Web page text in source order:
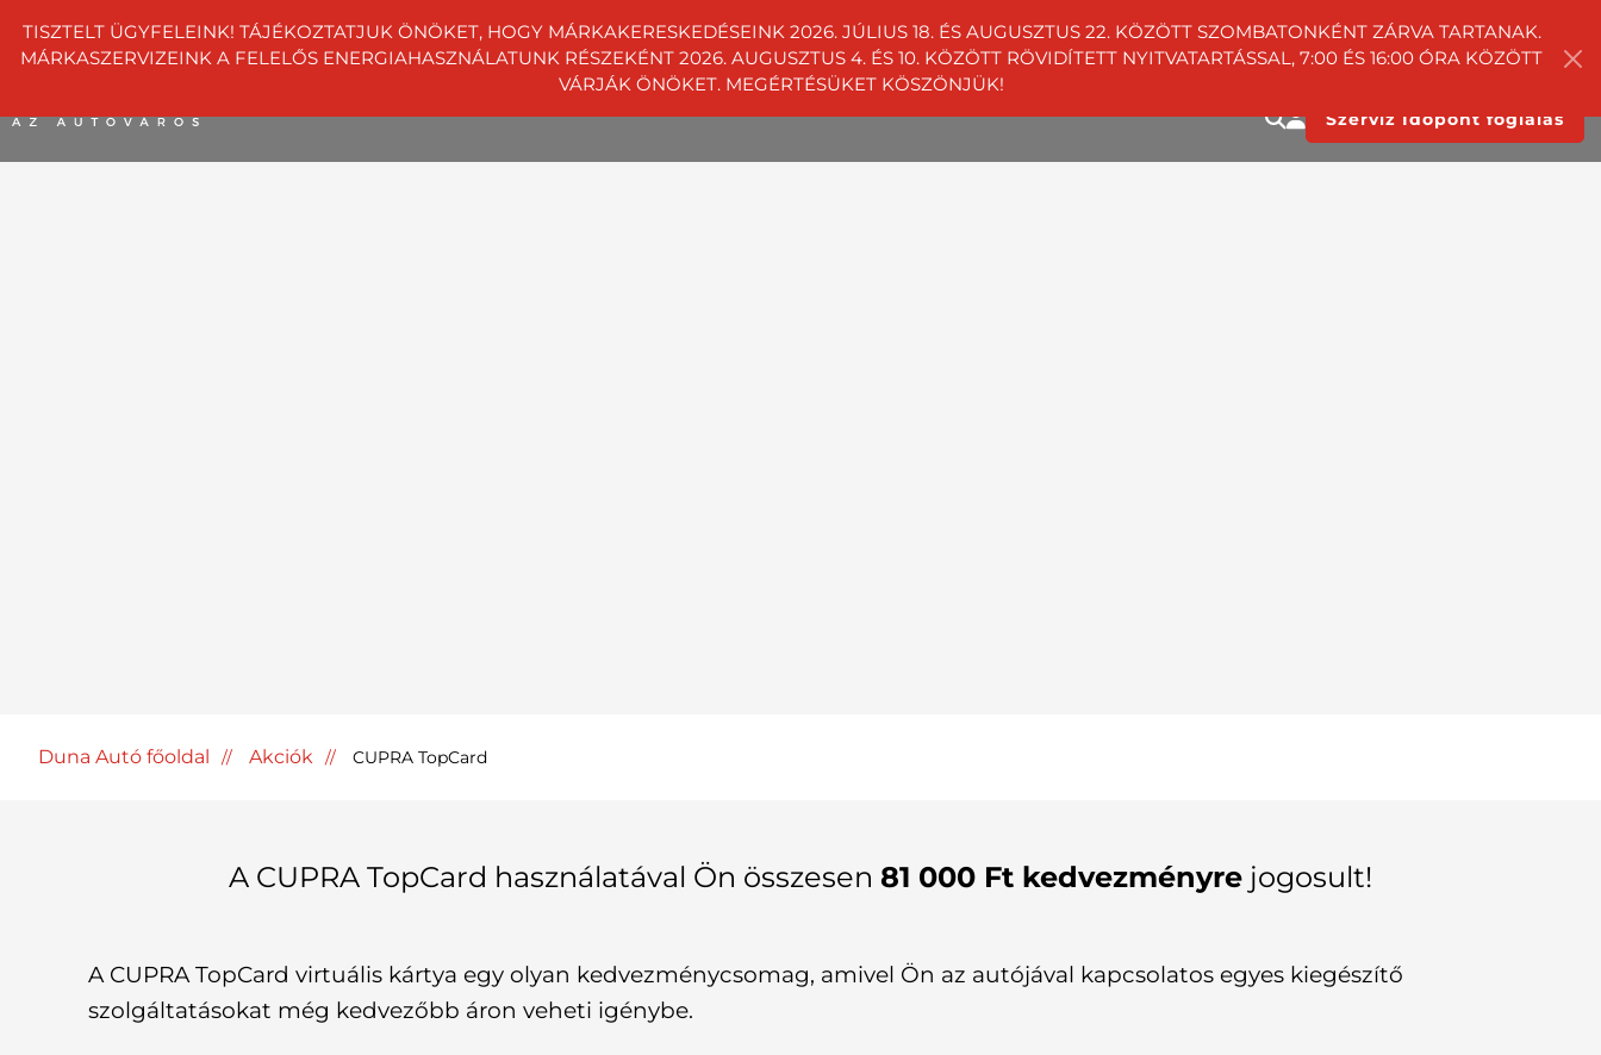
TISZTELT ÜGYFELEINK! TÁJÉKOZTATJUK ÖNÖKET, HOGY MÁRKAKERESKEDÉSEINK 2026. JÚLIUS 18. ÉS AUGUSZTUS 22. KÖZÖTT SZOMBATONKÉNT ZÁRVA TARTANAK.
MÁRKASZERVIZEINK A FELELŐS ENERGIAHASZNÁLATUNK RÉSZEKÉNT 2026. AUGUSZTUS 4. ÉS 10. KÖZÖTT RÖVIDÍTETT NYITVATARTÁSSAL, 7:00 ÉS 16:00 ÓRA KÖZÖTT
VÁRJÁK ÖNÖKET. MEGÉRTÉSÜKET KÖSZÖNJÜK!
info@dunaauto.hu +36 1 801 4242 Telephelyeink
Szerviz Időpont foglalás
Duna Autó főoldal Akciók CUPRA TopCard
A CUPRA TopCard használatával Ön összesen 81 000 Ft kedvezményre jogosult!
A CUPRA TopCard virtuális kártya egy olyan kedvezménycsomag, amivel Ön az autójával kapcsolatos egyes kiegészítő
szolgáltatásokat még kedvezőbb áron veheti igénybe.